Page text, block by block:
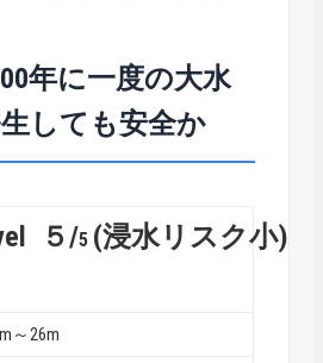
年に一度の大水
しても安全か
５/5 (浸水リスク小)
～26m